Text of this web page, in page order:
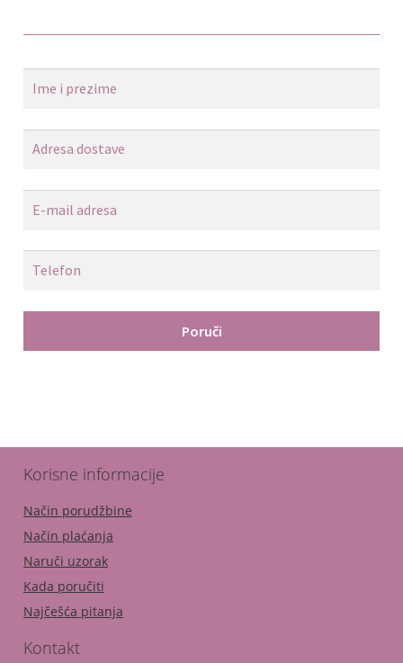
Korisne informacije
Način porudžbine
Način plaćanja
Naruči uzorak
Kada poručiti
Najčešća pitanja
Kontakt